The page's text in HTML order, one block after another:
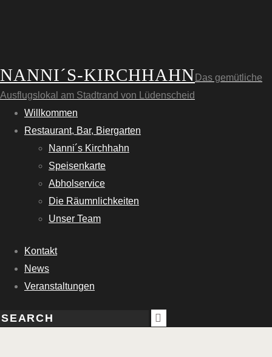
NANNI´S-KIRCHHAHN Das gemütliche
Ausflugslokal am Stadtrand von Lüdenscheid
Willkommen
Restaurant, Bar, Biergarten
Nanni´s Kirchhahn
Speisenkarte
Abholservice
Die Räumnlichkeiten
Unser Team
Kontakt
News
Veranstaltungen